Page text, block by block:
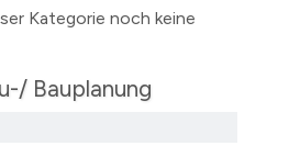
Kategorie noch keine
Bauplanung